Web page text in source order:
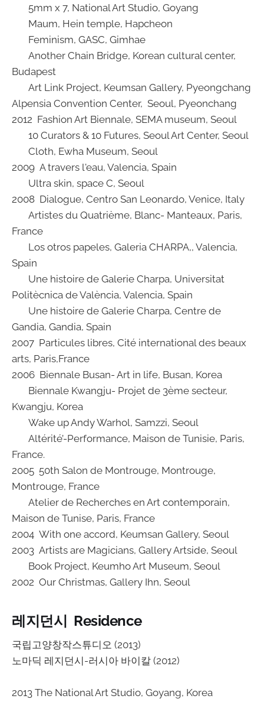
5mm x 7, National Art Studio, Goyang
Maum, Hein temple, Hapcheon
Feminism, GASC, Gimhae
Another Chain Bridge, Korean cultural center,
Budapest
Art Link Project, Keumsan Gallery, Pyeongchang
Alpensia Convention Center, Seoul, Pyeonchang
2012 Fashion Art Biennale, SEMA museum, Seoul
10 Curators & 10 Futures, Seoul Art Center, Seoul
Cloth, Ewha Museum, Seoul
2009 A travers l'eau, Valencia, Spain
Ultra skin, space C, Seoul
2008 Dialogue, Centro San Leonardo, Venice, Italy
Artistes du Quatrième, Blanc- Manteaux, Paris,
France
Los otros papeles, Galeria CHARPA,, Valencia,
Spain
Une histoire de Galerie Charpa, Universitat
Politècnica de València, Valencia, Spain
Une histoire de Galerie Charpa, Centre de
Gandia, Gandia, Spain
2007 Particules libres, Cité international des beaux
arts, Paris,France
2006 Biennale Busan- Art in life, Busan, Korea
Biennale Kwangju- Projet de 3ème secteur,
Kwangju, Korea
Wake up Andy Warhol, Samzzi, Seoul
Altérité’-Performance, Maison de Tunisie, Paris,
France.
2005 50th Salon de Montrouge, Montrouge,
Montrouge, France
Atelier de Recherches en Art contemporain,
Maison de Tunise, Paris, France
2004 With one accord, Keumsan Gallery, Seoul
2003 Artists are Magicians, Gallery Artside, Seoul
Book Project, Keumho Art Museum, Seoul
2002 Our Christmas, Gallery Ihn, Seoul
레지던시 Residence
국립고양창작스튜디오 (2013)
노마딕 레지던시-러시아 바이칼 (2012)
2013 The National Art Studio, Goyang, Korea